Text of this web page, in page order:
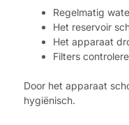
Regelmatig
Het reservoir
Het apparaat
Filters
Door het apparaat
hygiënisch.